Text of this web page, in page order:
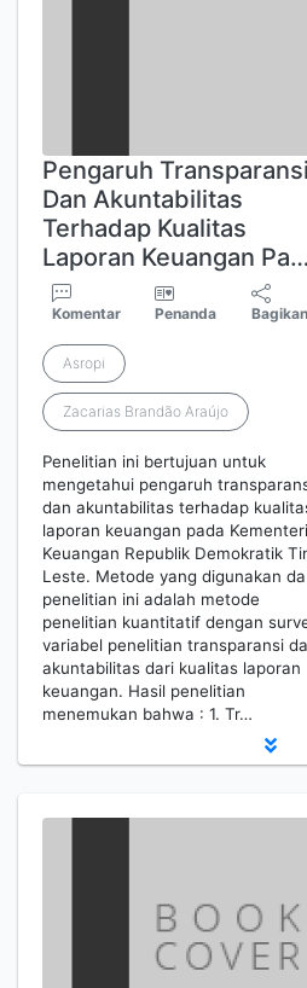
Pengaruh Transparansi
Dan Akuntabilitas
Terhadap Kualitas
Laporan Keuangan Pa…
Komentar Penanda Bagikan
Asropi
Zacarias Brandão Araújo
Penelitian ini bertujuan untuk
mengetahui pengaruh
dan akuntabilitas terhadap
laporan keuangan pada
Keuangan Republik Demokratik
Leste. Metode yang digunakan
penelitian ini adalah metode
penelitian kuantitatif dengan
variabel penelitian transparansi
akuntabilitas dari kualitas laporan
keuangan. Hasil penelitian
menemukan bahwa : 1. Tr…